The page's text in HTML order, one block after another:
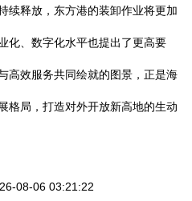
续释放，东方港的装卸作业将更加
化、数字化水平也提出了更高要
高效服务共同绘就的图景，正是海
格局，打造对外开放新高地的生动
08-06 03:21:22